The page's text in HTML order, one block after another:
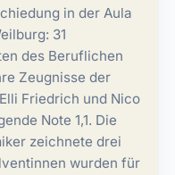
in der Aula
31
des Beruflichen
Zeugnisse der
Friedrich und Nico
Note 1,1. Die
zeichnete drei
wurden für